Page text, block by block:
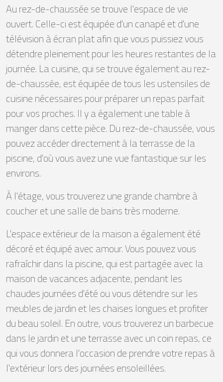
Au rez-de-chaussée se trouve l'espace de vie
ouvert. Celle-ci est équipée d'un canapé et d'une
télévision à écran plat afin que vous puissiez vous
détendre pleinement pour les heures restantes de la
journée. La cuisine, qui se trouve également au rez-
de-chaussée, est équipée de tous les ustensiles de
cuisine nécessaires pour préparer un repas parfait
pour vos proches. Il y a également une table à
manger dans cette pièce. Du rez-de-chaussée, vous
pouvez accéder directement à la terrasse de la
piscine, d'où vous avez une vue fantastique sur les
environs.
À l'étage, vous trouverez une grande chambre à
coucher et une salle de bains très moderne.
L'espace extérieur de la maison a également été
décoré et équipé avec amour. Vous pouvez vous
rafraîchir dans la piscine, qui est partagée avec la
maison de vacances adjacente, pendant les
chaudes journées d'été ou vous détendre sur les
meubles de jardin et les chaises longues et profiter
du beau soleil. En outre, vous trouverez un barbecue
dans le jardin et une terrasse avec un coin repas, ce
qui vous donnera l'occasion de prendre votre repas à
l'extérieur lors des journées ensoleillées.